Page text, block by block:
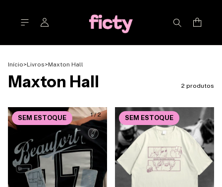
Início>Livros>Maxton Hall
Maxton Hall 2 produtos
1/2
SEM ESTOQUE SEM ESTOQUE